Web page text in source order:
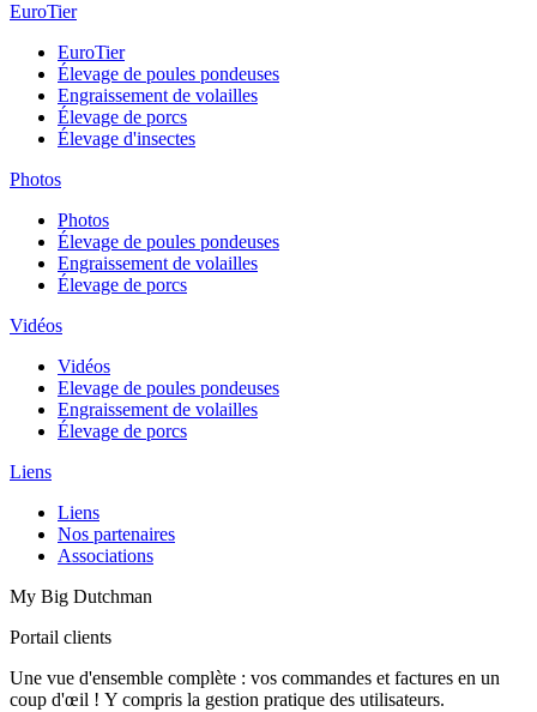
EuroTier
EuroTier
Élevage de poules pondeuses
Engraissement de volailles
Élevage de porcs
Élevage d'insectes
Photos
Photos
Élevage de poules pondeuses
Engraissement de volailles
Élevage de porcs
Vidéos
Vidéos
Elevage de poules pondeuses
Engraissement de volailles
Élevage de porcs
Liens
Liens
Nos partenaires
Associations
My Big Dutchman
Portail clients
Une vue d'ensemble complète : vos commandes et factures en un
coup d'œil ! Y compris la gestion pratique des utilisateurs.